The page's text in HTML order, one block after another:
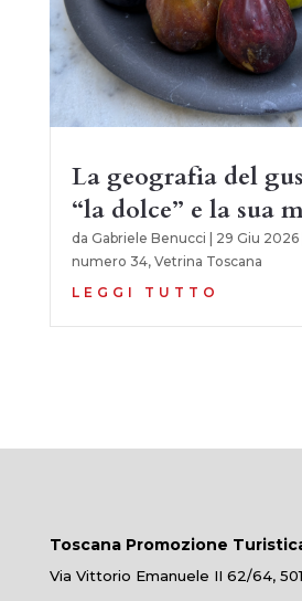
La geografia del
“la dolce” e la sua
da Gabriele Benucci 29 Giu 2026|
numero 34, Vetrina Toscana
LEGGI TUTTO
Toscana Promozione
Via Vittorio Emanuele II 62/64,